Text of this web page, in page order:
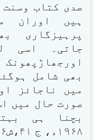
صدی کتاب
ہیں اوران
پرہیزگاری
جاتی۔ اسی
بھی شامل
میں ناجائز
صورت حال میں
بچنا ہی
۱۹۶۸ء، ج ۴۱،ش۶)